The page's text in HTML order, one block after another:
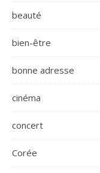
beauté
bien-être
bonne adresse
cinéma
concert
Corée